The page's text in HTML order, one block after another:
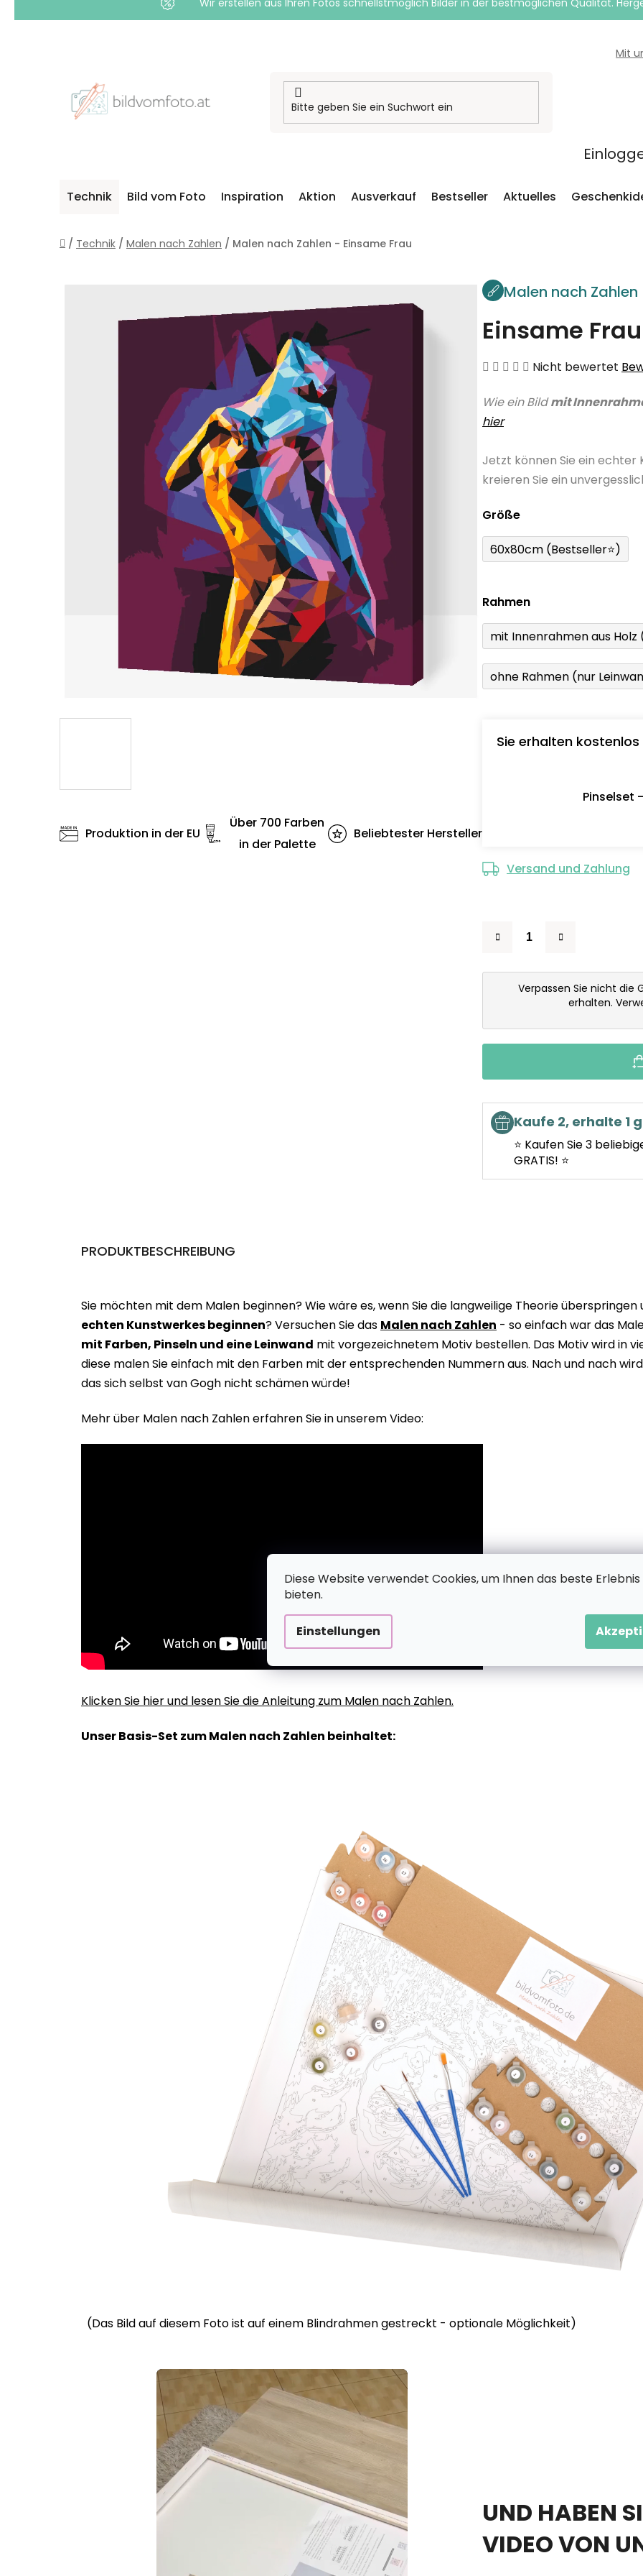
Diese Website verwendet Cookies, um Ihnen das beste Erlebnis
bieten.
Einstellungen
Wir erstellen aus Ihren Fotos schnellstmöglich Bilder in der bestmöglichen Qualität.
Mit
Technik Bild vom Foto Inspiration Aktion Ausverkauf Bestseller Aktuelles
Startseite
/ Technik / Malen nach Zahlen / Malen nach Zahlen - Einsame Frau
Malen nach Zahlen
Einsame Frau
Die
Produktbewertung
von
5
Nicht bewertet
Wie ein Bildmit
hier
Jetzt können Sie ein echter
kreieren Sie ein
Größe
60x80cm (Bestseller⭐)
Rahmen
mit Innenrahmen aus
ohne Rahmen (nur
Sie erhalten kostenlos
Pinselset
Versand und Zahlung
Verpassen Sie nicht die
erhalten.
Kaufe 2, erhalte 1
⭐ Kaufen Sie 3
GRATIS! ⭐
Produktion in der EU
Über 700 Farben
in der Palette
Beliebtester Hersteller
PRODUKTBESCHREIBUNG
Sie möchten mit dem Malen beginnen? Wie wäre es, wenn Sie die langweilige Theorie überspringen
echten Kunstwerkes beginnen? Versuchen Sie das Malen nach Zahlen - so einfach war das
mit Farben, Pinseln und eine Leinwand mit vorgezeichnetem Motiv bestellen. Das Motiv wird in
diese malen Sie einfach mit den Farben mit der entsprechenden Nummern aus. Nach und nach
das sich selbst van Gogh nicht schämen würde!
Mehr über Malen nach Zahlen erfahren Sie in unserem Video:
Klicken Sie hier und lesen Sie die Anleitung zum Malen nach Zahlen.
Unser Basis-Set zum Malen nach Zahlen beinhaltet:
(Das Bild auf diesem Foto ist auf einem Blindrahmen gestreckt - optionale Möglichkeit)
UND HABEN
VIDEO VON